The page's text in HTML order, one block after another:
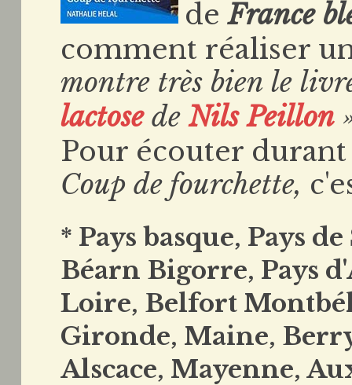
deFrance
comment réaliser
montre très bien le
lactose deNils Peillon
Pour écouter
Coup de fourchette,
* Pays basque, Pays
Béarn Bigorre, Pays
Loire, Belfort
Gironde, Maine,
Alscace, Mayenne,